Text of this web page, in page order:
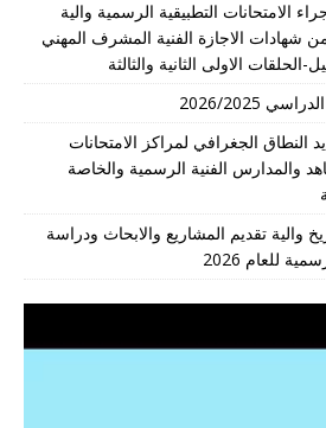
2026/222 الية اجراء الامتحانات التطبيقية الرسمية والية
شهادات الاجازة الفنية المشرف المهني
الحلقات الاولى الثانية والثالثة
بتحديد النطاق الجغرافي لمراكز الامتحانات
والمدارس الفنية الرسمية والخاصة
بتواريخ والية تقديم المشاريع والابحاث ودراسة
للعام 2026